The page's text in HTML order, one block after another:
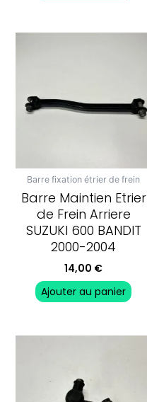
Barre fixation étrier de frein
Barre Maintien Etrier
de Frein Arriere
SUZUKI 600 BANDIT
2000-2004
14,00 €
Ajouter au panier